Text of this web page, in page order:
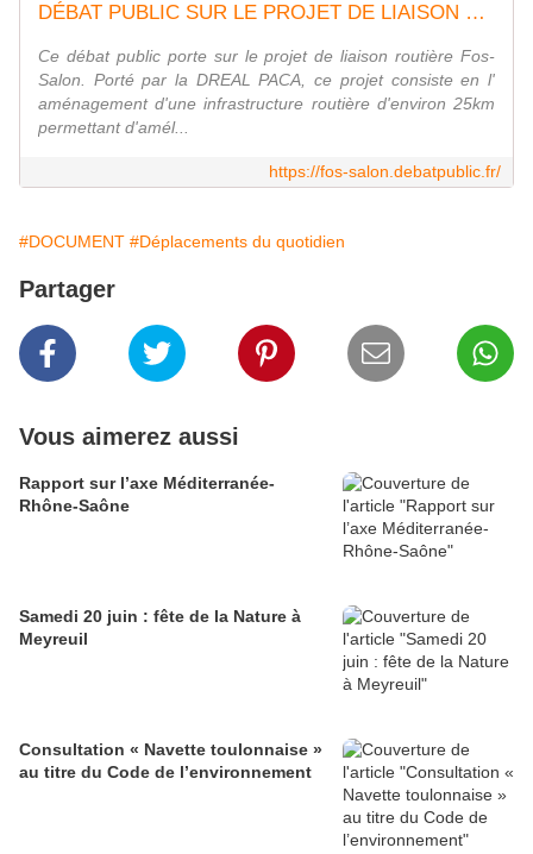
DÉBAT PUBLIC SUR LE PROJET DE LIAISON ROUTIÈRE FOS-SALON AVRIL À JUILLET 2020 - Débat public Fos Salon
Ce débat public porte sur le projet de liaison routière Fos-
Salon. Porté par la DREAL PACA, ce projet consiste en l'
aménagement d'une infrastructure routière d'environ 25km
permettant d'amél...
https://fos-salon.debatpublic.fr/
#DOCUMENT #Déplacements du quotidien
Partager
Vous aimerez aussi
Rapport sur l’axe Méditerranée-
Rhône-Saône
Samedi 20 juin : fête de la Nature à
Meyreuil
Consultation « Navette toulonnaise »
au titre du Code de l’environnement